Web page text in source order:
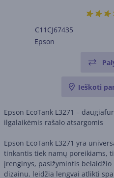
C11CJ67435
Epson
Ieškoti
Epson EcoTank L3271 –
ilgalaikėmis rašalo atsargomis
Epson EcoTank L3271 yra
tinkantis tiek namų poreikiams,
įrenginys, pasižymintis
dizainu, leidžia lengvai atlikti